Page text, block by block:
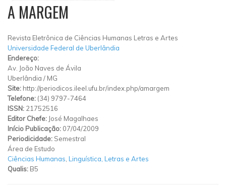
A MARGEM
Revista Eletrônica de Ciências Humanas Letras e Artes
Universidade Federal de Uberlândia
Endereço:
Av. João Naves de Ávila
Uberlândia / MG
Site: http://periodicos.ileel.ufu.br/index.php/amargem
Telefone: (34) 9797-7464
ISSN: 21752516
Editor Chefe: José Magalhaes
Início Publicação: 07/04/2009
Periodicidade: Semestral
Área de Estudo
Ciências Humanas Linguística, Letras e Artes
Qualis: B5